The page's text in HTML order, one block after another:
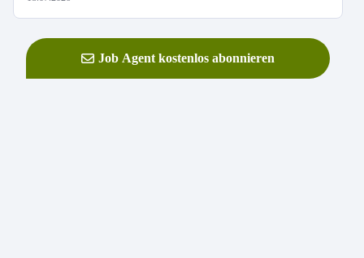
Job Agent kostenlos abonnieren